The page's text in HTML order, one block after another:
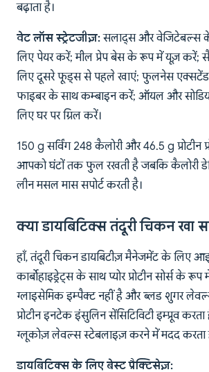
बढ़ाता है।
वेट लॉस स्ट्रेटजीज़:सलाद्स और वेजिटेबल्स
लिए पेयर करें; मील प्रेप बेस के रूप में यूज़ करें;
लिए दूसरे फूड्स से पहले खाएं; फुलनेस
फाइबर के साथ कम्बाइन करें; ऑयल और
लिए घर पर ग्रिल करें।
150 g सर्विंग 248 कैलोरी और 46.5 g प्रोटीन
आपको घंटों तक फुल रखती है जबकि कैलोरी
लीन मसल मास सपोर्ट करती है।
क्या डायबिटिक्स तंदूरी चिकन खा
हाँ, तंदूरी चिकन डायबिटीज़ मैनेजमेंट के लिए
कार्बोहाइड्रेट्स के साथ प्योर प्रोटीन सोर्स के
ग्लाइसेमिक इम्पैक्ट नहीं है और ब्लड शुगर
प्रोटीन इनटेक इंसुलिन सेंसिटिविटी इम्प्रूव
ग्लूकोज़ लेवल्स स्टेबलाइज़ करने में मदद करता
डायबिटिक्स के लिए बेस्ट प्रैक्टिसेज़: